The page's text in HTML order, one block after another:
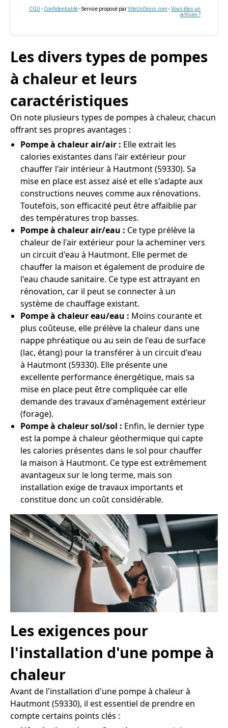
CGU - Confidentialité- Service proposé parViteUnDevis.com -Vous êtes un
artisan ?
Les divers types de pompes
à chaleur et leurs
caractéristiques
On note plusieurs types de pompes à chaleur, chacun
offrant ses propres avantages :
Pompe à chaleur air/air : Elle extrait les
calories existantes dans l'air extérieur pour
chauffer l'air intérieur à Hautmont (59330). Sa
mise en place est assez aisé et elle s'adapte aux
constructions neuves comme aux rénovations.
Toutefois, son efficacité peut être affaiblie par
des températures trop basses.
Pompe à chaleur air/eau : Ce type prélève la
chaleur de l'air extérieur pour la acheminer vers
un circuit d'eau à Hautmont. Elle permet de
chauffer la maison et également de produire de
l'eau chaude sanitaire. Ce type est attrayant en
rénovation, car il peut se connecter à un
système de chauffage existant.
Pompe à chaleur eau/eau : Moins courante et
plus coûteuse, elle prélève la chaleur dans une
nappe phréatique ou au sein de l'eau de surface
(lac, étang) pour la transférer à un circuit d'eau
à Hautmont (59330). Elle présente une
excellente performance énergétique, mais sa
mise en place peut être compliquée car elle
demande des travaux d'aménagement extérieur
(forage).
Pompe à chaleur sol/sol : Enfin, le dernier type
est la pompe à chaleur géothermique qui capte
les calories présentes dans le sol pour chauffer
la maison à Hautmont. Ce type est extrêmement
avantageux sur le long terme, mais son
installation exige de travaux importants et
constitue donc un coût considérable.
Les exigences pour
l'installation d'une pompe à
chaleur
Avant de l'installation d'une pompe à chaleur à
Hautmont (59330), il est essentiel de prendre en
compte certains points clés :